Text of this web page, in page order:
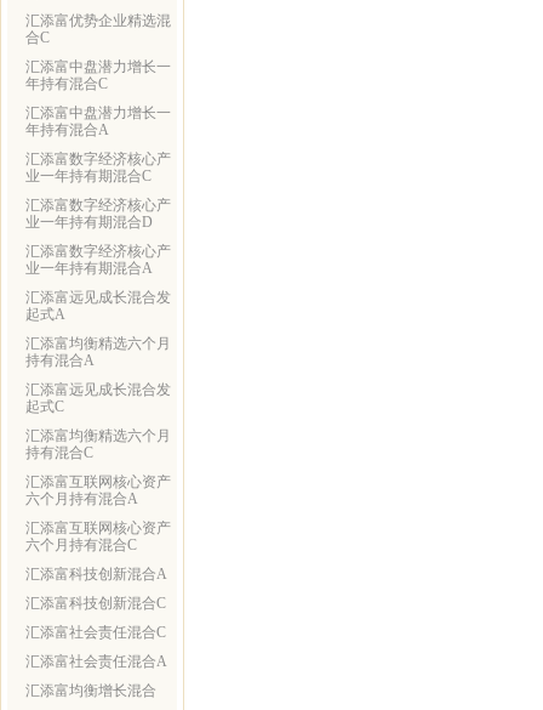
汇添富优势企业精选混
合C
汇添富中盘潜力增长一
年持有混合C
汇添富中盘潜力增长一
年持有混合A
汇添富数字经济核心产
业一年持有期混合C
汇添富数字经济核心产
业一年持有期混合D
汇添富数字经济核心产
业一年持有期混合A
汇添富远见成长混合发
起式A
汇添富均衡精选六个月
持有混合A
汇添富远见成长混合发
起式C
汇添富均衡精选六个月
持有混合C
汇添富互联网核心资产
六个月持有混合A
汇添富互联网核心资产
六个月持有混合C
汇添富科技创新混合A
汇添富科技创新混合C
汇添富社会责任混合C
汇添富社会责任混合A
汇添富均衡增长混合